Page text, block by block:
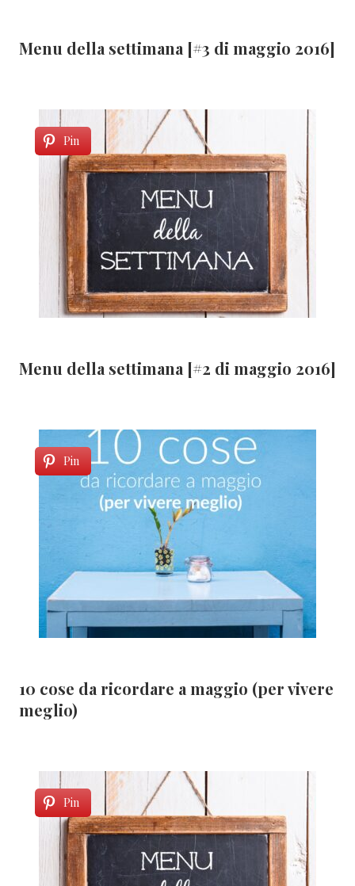
Menu della settimana [#3 di maggio 2016]
Pin
Menu della settimana [#2 di maggio 2016]
Pin
10 cose da ricordare a maggio (per vivere
meglio)
Pin